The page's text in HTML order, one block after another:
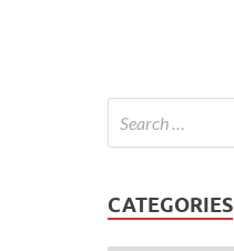
CATEGORIES